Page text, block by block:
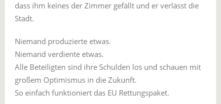
dass ihm keines der Zimmer gefällt und er verlässt die
Stadt.
Niemand produzierte etwas.
Niemand verdiente etwas.
Alle Beteiligten sind ihre Schulden los und schauen mit
großem Optimismus in die Zukunft.
So einfach funktioniert das EU Rettungspaket.